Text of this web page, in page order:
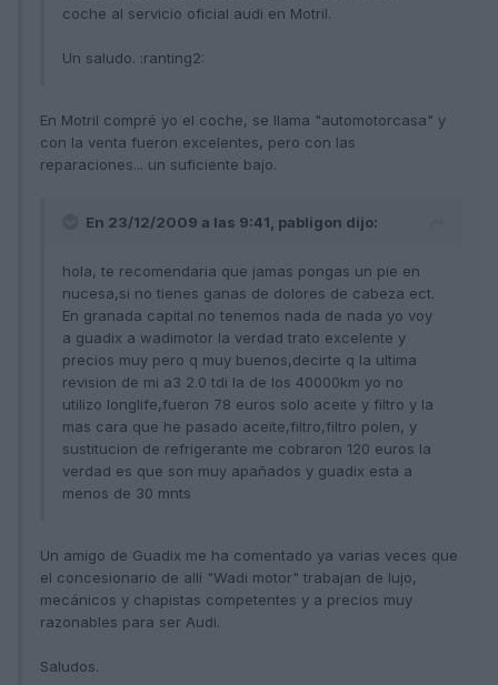
coche al servicio oficial audi en Motril.
Un saludo. :ranting2:
En Motril compré yo el coche, se llama "automotorcasa" y
con la venta fueron excelentes, pero con las
reparaciones... un suficiente bajo.
En 23/12/2009 a las 9:41, pabligon dijo:
hola, te recomendaria que jamas pongas un pie en
nucesa,si no tienes ganas de dolores de cabeza ect.
En granada capital no tenemos nada de nada yo voy
a guadix a wadimotor la verdad trato excelente y
precios muy pero q muy buenos,decirte q la ultima
revision de mi a3 2.0 tdi la de los 40000km yo no
utilizo longlife,fueron 78 euros solo aceite y filtro y la
mas cara que he pasado aceite,filtro,filtro polen, y
sustitucion de refrigerante me cobraron 120 euros la
verdad es que son muy apañados y guadix esta a
menos de 30 mnts
Un amigo de Guadix me ha comentado ya varias veces que
el concesionario de allí "Wadi motor" trabajan de lujo,
mecánicos y chapistas competentes y a precios muy
razonables para ser Audi.
Saludos.